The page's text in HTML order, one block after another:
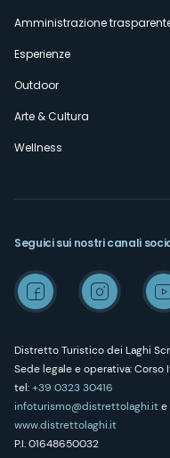
Amministrazione
Esperienze
Outdoor
Arte & Cultura
Wellness
Distretto Turistico dei Laghi
Sede legale e operativa:
tel:+39 0323 30416
infoturismo@distrettolaghi.ite
www.distrettolaghi.it
P.I. 01648650032
Seguici sui nostri canali